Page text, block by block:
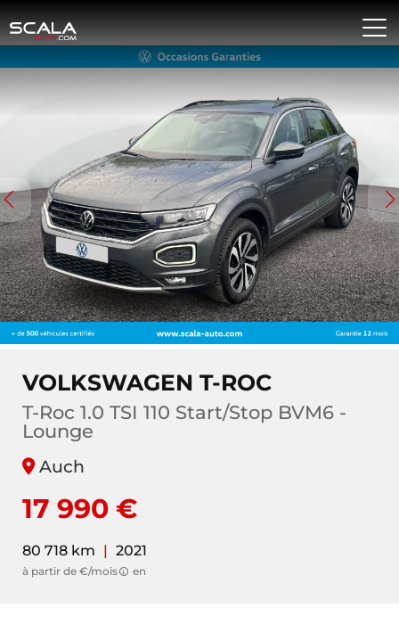
VOLKSWAGEN T-ROC
T-Roc 1.0 TSI 110 Start/Stop BVM6 -
Lounge
Auch
17 990 €
80 718 km | 2021
à partir de €/mois en